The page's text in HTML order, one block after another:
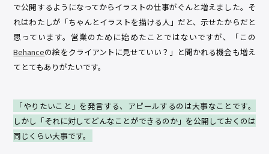
で公開するようになってからイラストの仕事がぐんと増えました。そ
れはわたしが「ちゃんとイラストを描ける人」だと、示せたからだと
思っています。営業のために始めたことではないですが、「この
Behanceの絵をクライアントに見せていい？」と聞かれる機会も増え
てとてもありがたいです。
「やりたいこと」を発言する、アピールするのは大事なことです。
しかし「それに対してどんなことができるのか」を公開しておくのは
同じくらい大事です。